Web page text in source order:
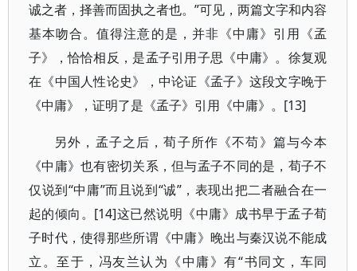
诚之者，择善而固执之者也。”可见，两篇文字和内容
基本吻合。值得注意的是，并非《中庸》引用《孟
子》，恰恰相反，是孟子引用子思《中庸》。徐复观
在《中国人性论史》，中论证《孟子》这段文字晚于
《中庸》，证明了是《孟子》引用《中庸》。[13]
另外，孟子之后，荀子所作《不苟》篇与今本
《中庸》也有密切关系，但与孟子不同的是，荀子不
仅说到“中庸”而且说到“诚”，表现出把二者融合在一
起的倾向。[14]这已然说明《中庸》成书早于孟子荀
子时代，使得那些所谓《中庸》晚出与秦汉说不能成
立。至于，冯友兰认为《中庸》有“书同文，车同